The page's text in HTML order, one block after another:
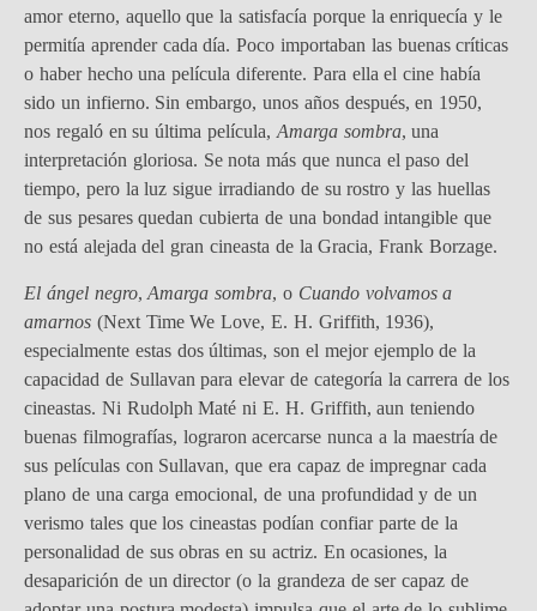
amor eterno, aquello que la satisfacía porque la enriquecía y le
permitía aprender cada día. Poco importaban las buenas críticas
o haber hecho una película diferente. Para ella el cine había
sido un infierno. Sin embargo, unos años después, en 1950,
nos regaló en su última película, Amarga sombra, una
interpretación gloriosa. Se nota más que nunca el paso del
tiempo, pero la luz sigue irradiando de su rostro y las huellas
de sus pesares quedan cubierta de una bondad intangible que
no está alejada del gran cineasta de la Gracia, Frank Borzage.
El ángel negro,Amarga sombra, o Cuando volvamos a
amarnos (Next Time We Love, E. H. Griffith, 1936),
especialmente estas dos últimas, son el mejor ejemplo de la
capacidad de Sullavan para elevar de categoría la carrera de los
cineastas. Ni Rudolph Maté ni E. H. Griffith, aun teniendo
buenas filmografías, lograron acercarse nunca a la maestría de
sus películas con Sullavan, que era capaz de impregnar cada
plano de una carga emocional, de una profundidad y de un
verismo tales que los cineastas podían confiar parte de la
personalidad de sus obras en su actriz. En ocasiones, la
desaparición de un director (o la grandeza de ser capaz de